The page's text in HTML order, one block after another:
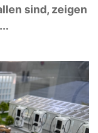
sind, zeigen